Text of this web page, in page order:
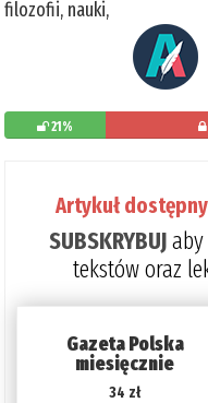
filozofii, nauki,
21%
Artykuł
SUBSKRYBUJ
tekstów oraz
Gazeta Polska
miesięcznie
34 zł